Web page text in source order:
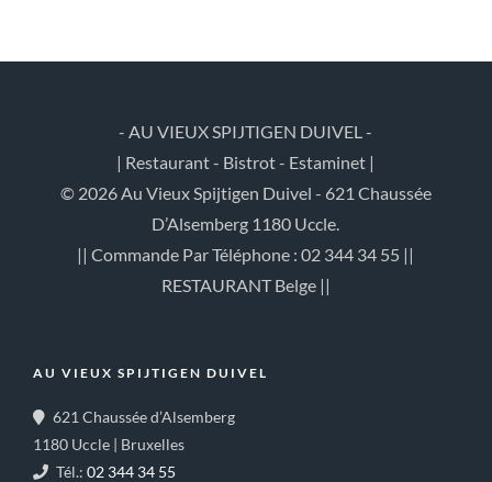
- AU VIEUX SPIJTIGEN DUIVEL -
| Restaurant - Bistrot - Estaminet |
© 2026 Au Vieux Spijtigen Duivel - 621 Chaussée
D’Alsemberg 1180 Uccle.
|| Commande Par Téléphone : 02 344 34 55 ||
RESTAURANT Belge ||
AU VIEUX SPIJTIGEN DUIVEL
621 Chaussée d’Alsemberg
1180 Uccle | Bruxelles
Tél.: 02 344 34 55